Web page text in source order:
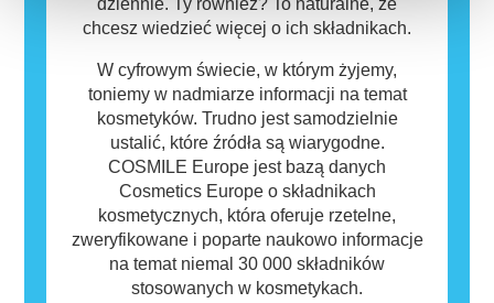
chcesz wiedzieć więcej o ich składnikach.
W cyfrowym świecie, w którym żyjemy,
toniemy w nadmiarze informacji na temat
kosmetyków. Trudno jest samodzielnie
ustalić, które źródła są wiarygodne.
COSMILE Europe jest bazą danych
Cosmetics Europe o składnikach
kosmetycznych, która oferuje rzetelne,
zweryfikowane i poparte naukowo informacje
na temat niemal 30 000 składników
stosowanych w kosmetykach.